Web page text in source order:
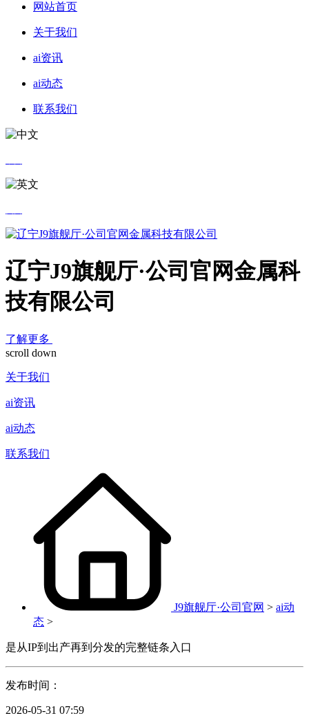
网站首页
关于我们
ai资讯
ai动态
联系我们
辽宁J9旗舰厅·公司官网金属科
技有限公司
了解更多
scroll down
关于我们
ai资讯
ai动态
联系我们
J9旗舰厅·公司官网 > ai动
态 >
是从IP到出产再到分发的完整链条入口
发布时间：
2026-05-31 07:59